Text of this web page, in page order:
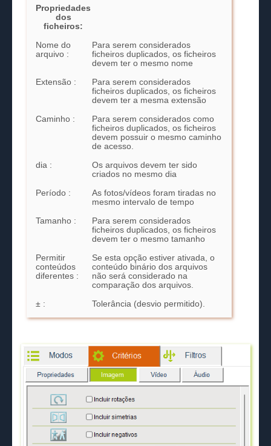
Propriedades
dos
ficheiros:
Nome do
arquivo :
Para serem considerados
ficheiros duplicados, os ficheiros
devem ter o mesmo nome
Extensão :
Para serem considerados
ficheiros duplicados, os ficheiros
devem ter a mesma extensão
Caminho :
Para serem considerados como
ficheiros duplicados, os ficheiros
devem possuir o mesmo caminho
de acesso.
dia :
Os arquivos devem ter sido
criados no mesmo dia
Período :
As fotos/vídeos foram tiradas no
mesmo intervalo de tempo
Tamanho :
Para serem considerados
ficheiros duplicados, os ficheiros
devem ter o mesmo tamanho
Permitir
conteúdos
diferentes :
Se esta opção estiver ativada, o
conteúdo binário dos arquivos
não será considerado na
comparação dos arquivos.
± : Tolerância (desvio permitido).